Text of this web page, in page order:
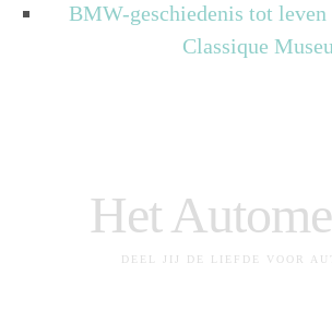
BMW-geschiedenis tot
Classique
Het
DEEL JIJ DE LIEFDE VOOR